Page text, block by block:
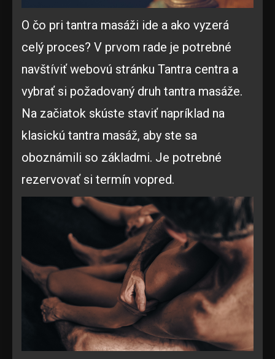
O čo pri tantra masáži ide a ako vyzerá
celý proces? V prvom rade je potrebné
navštíviť webovú stránku Tantra centra a
vybrať si požadovaný druh tantra masáže.
Na začiatok skúste staviť napríklad na
klasickú tantra masáž, aby ste sa
oboznámili so základmi. Je potrebné
rezervovať si termín vopred.